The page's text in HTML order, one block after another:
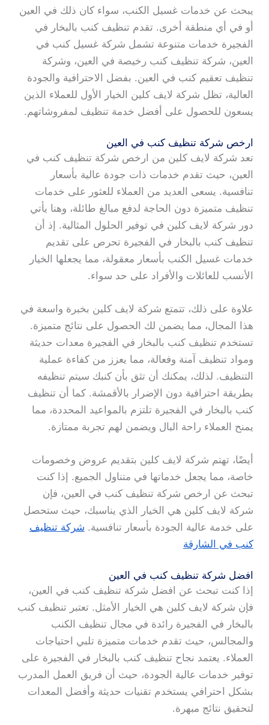
يبحث عن خدمات غسيل الكنب، سواء كان ذلك في العين
أو في أي منطقة أخرى. تقدم تنظيف كنب بالبخار في
الفجيرة خدمات متنوعة تشمل شركة غسيل كنب في
العين، شركة تنظيف كنب رخيصة في العين، وشركة
تنظيف تعقيم كنب في العين. بفضل الاحترافية والجودة
العالية، تظل شركة لايف كلين الخيار الأول للعملاء الذين
يسعون للحصول على أفضل خدمة تنظيف لمفروشاتهم.
ارخص شركة تنظيف كنب في العين
تعد شركة لايف كلين من ارخص شركة تنظيف كنب في
العين، حيث تقدم خدمات ذات جودة عالية بأسعار
تنافسية. يسعى العديد من العملاء للعثور على خدمات
تنظيف متميزة دون الحاجة لدفع مبالغ طائلة، وهنا يأتي
دور شركة لايف كلين في توفير الحلول المثالية. إذ أن
تنظيف كنب بالبخار في الفجيرة تحرص على تقديم
خدمات غسيل الكنب بأسعار معقولة، مما يجعلها الخيار
الأنسب للعائلات والأفراد على حد سواء.
علاوة على ذلك، تتمتع شركة لايف كلين بخبرة واسعة في
هذا المجال، مما يضمن لك الحصول على نتائج متميزة.
تستخدم تنظيف كنب بالبخار في الفجيرة معدات حديثة
ومواد تنظيف آمنة وفعالة، مما يعزز من كفاءة عملية
التنظيف. لذلك، يمكنك أن تثق بأن كنبك سيتم تنظيفه
بطريقة احترافية دون الإضرار بالأقمشة. كما أن تنظيف
كنب بالبخار في الفجيرة تلتزم بالمواعيد المحددة، مما
يمنح العملاء راحة البال ويضمن لهم تجربة ممتازة.
أيضًا، تهتم شركة لايف كلين بتقديم عروض وخصومات
خاصة، مما يجعل خدماتها في متناول الجميع. إذا كنت
تبحث عن ارخص شركة تنظيف كنب في العين، فإن
شركة لايف كلين هي الخيار الذي يناسبك، حيث ستحصل
على خدمة عالية الجودة بأسعار تنافسية. شركة تنظيف
كنب في الشارقة
افضل شركة تنظيف كنب في العين
إذا كنت تبحث عن افضل شركة تنظيف كنب في العين،
فإن شركة لايف كلين هي الخيار الأمثل. تعتبر تنظيف كنب
بالبخار في الفجيرة رائدة في مجال تنظيف الكنب
والمجالس، حيث تقدم خدمات متميزة تلبي احتياجات
العملاء. يعتمد نجاح تنظيف كنب بالبخار في الفجيرة على
توفير خدمات عالية الجودة، حيث أن فريق العمل المدرب
بشكل احترافي يستخدم تقنيات حديثة وأفضل المعدات
لتحقيق نتائج مبهرة.